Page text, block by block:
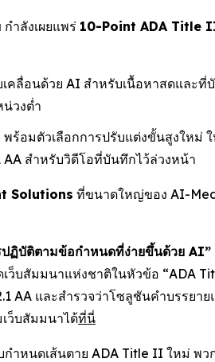
ำลังเผยแพร่ 10-Point ADA Title
เคลื่อนด้วย AI สำหรับเนื้อหาสดแล
น่วงต่ำ
ร้อมตัวเลือกการปรับแต่งขั้นสูงใหม่
สำหรับวิดีโอที่บันทึกไว้ล่วงหน้า
Solutions ที่ขนาดใหญ่ของ AI-
ฏิบัติตามข้อกำหนดที่ง่ายขึ้นด้วย AI”
เว็บสัมมนาแห่งชาติในหัวข้อ “ADA
AA และสำรวจว่าโซลูชันคำบรรย
เว็บสัมมนาได้ที่นี่
หนดเส้นตาย ADA Title II ใหม่ พ